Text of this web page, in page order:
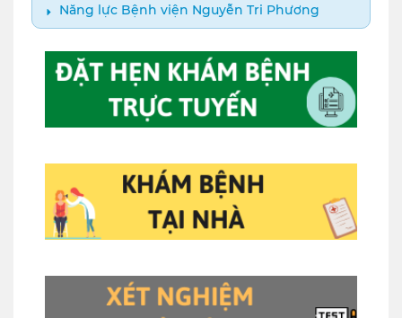
Năng lực Bệnh viện Nguyễn Tri Phương